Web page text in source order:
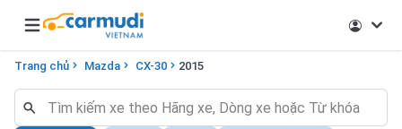
Open main menu
Trang chủ Mazda CX-30 2015